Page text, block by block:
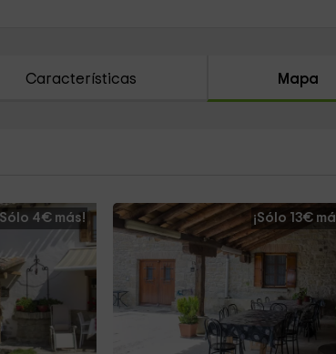
Características Mapa
4€ más! ¡Sólo 13€